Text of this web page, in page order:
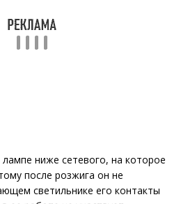
ниже сетевого, на которое
после розжига он не
светильнике его контакты